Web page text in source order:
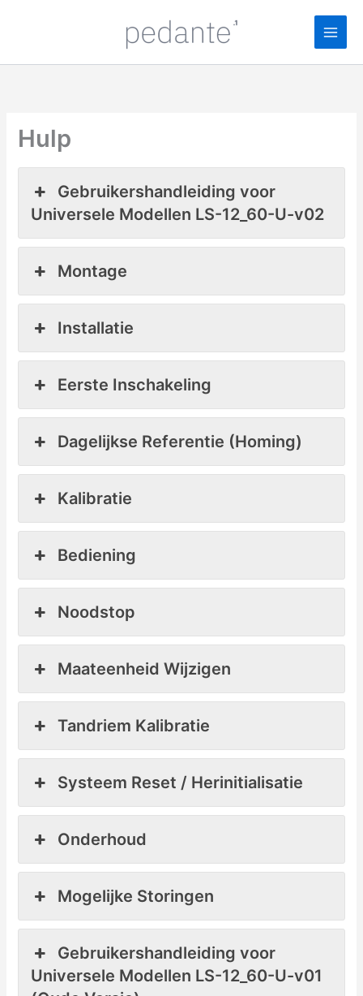
inhoud
Hulp
Gebruikershandleiding voor
Universele Modellen LS-12_60-U-v02
Montage
Installatie
Eerste Inschakeling
Dagelijkse Referentie (Homing)
Kalibratie
Bediening
Noodstop
Maateenheid Wijzigen
Tandriem Kalibratie
Systeem Reset / Herinitialisatie
Onderhoud
Mogelijke Storingen
Gebruikershandleiding voor
Universele Modellen LS-12_60-U-v01